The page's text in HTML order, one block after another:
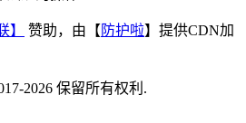
】 赞助，由【 防护啦】提供CDN加
2026 保留所有权利.